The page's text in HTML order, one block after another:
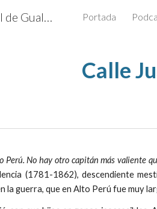
Skip to main content
Gualepedia: Enciclopedia Digital de Gualeguaychú Portada
Calle
Perú. No hay otro capitán más valiente
(1781-1862), descendiente
la guerra, que en Alto Perú fue muy